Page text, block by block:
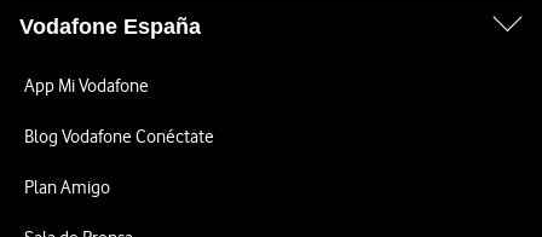
Vodafone España
App Mi Vodafone
Blog Vodafone Conéctate
Plan Amigo